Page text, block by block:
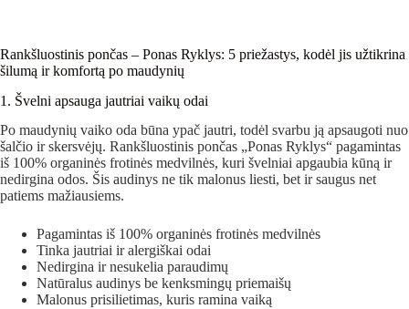
Rankšluostinis pončas – Ponas Ryklys: 5 priežastys, kodėl jis užtikrina
šilumą ir komfortą po maudynių
1. Švelni apsauga jautriai vaikų odai
Po maudynių vaiko oda būna ypač jautri, todėl svarbu ją apsaugoti nuo
šalčio ir skersvėjų. Rankšluostinis pončas „Ponas Ryklys“ pagamintas
iš 100% organinės frotinės medvilnės, kuri švelniai apgaubia kūną ir
nedirgina odos. Šis audinys ne tik malonus liesti, bet ir saugus net
patiems mažiausiems.
Pagamintas iš 100% organinės frotinės medvilnės
Tinka jautriai ir alergiškai odai
Nedirgina ir nesukelia paraudimų
Natūralus audinys be kenksmingų priemaišų
Malonus prisilietimas, kuris ramina vaiką